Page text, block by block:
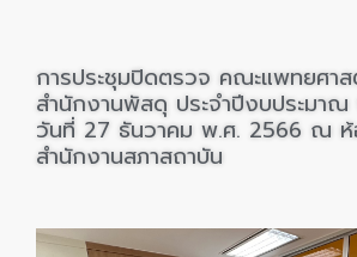
การประชุมปิดตรวจ คณะแพทยศา
สำนักงานพัสดุ ประจำปีงบประมา
วันที่ 27 ธันวาคม พ.ศ. 2566 ณ ห้
สำนักงานสภาสถาบัน